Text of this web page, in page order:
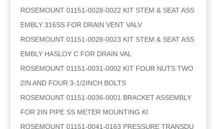
ROSEMOUNT 01151-0028-0022 KIT STEM & SEAT ASS
EMBLY 316SS FOR DRAIN VENT VALV
ROSEMOUNT 01151-0028-0023 KIT STEM & SEAT ASS
EMBLY HASLOY C FOR DRAIN VAL
ROSEMOUNT 01151-0031-0002 KIT FOUR NUTS TWO
2IN AND FOUR 3-1/2INCH BOLTS
ROSEMOUNT 01151-0036-0001 BRACKET ASSEMBLY
FOR 2IN PIPE SS METER MOUNTING KI
ROSEMOUNT 01151-0041-0163 PRESSURE TRANSDU